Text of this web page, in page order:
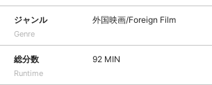
ジャンル
Genre
外国映画/Foreign Film
総分数
Runtime
92 MIN